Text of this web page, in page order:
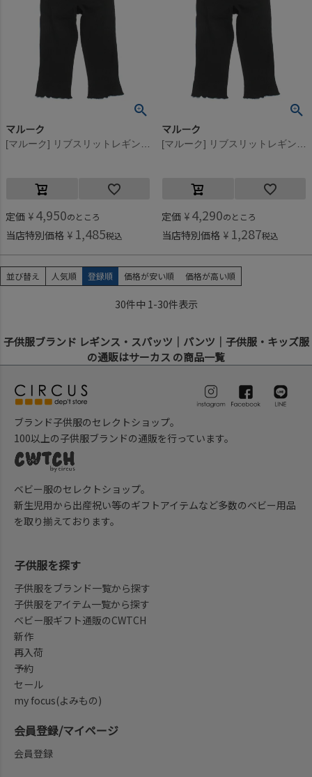
マルーク
[マルーク] リブスリットレギンス クロ(4)
定価 ¥ 4,950のところ
当店特別価格 ¥ 1,485税込
マルーク
[マルーク] リブスリットレギンス クロ(4)
定価 ¥ 4,290のところ
当店特別価格 ¥ 1,287税込
並び替え 人気順 登録順 価格が安い順 価格が高い順
30件中 1-30件表示
子供服ブランド レギンス・スパッツ｜パンツ｜子供服・キッズ服
の通販はサーカス の商品一覧
ブランド子供服のセレクトショップ。
100以上の子供服ブランドの通販を行っています。
ベビー服のセレクトショップ。
新生児用から出産祝い等のギフトアイテムなど多数のベビー用品
を取り揃えております。
子供服を探す
子供服をブランド一覧から探す
子供服をアイテム一覧から探す
ベビー服ギフト通販のCWTCH
新作
再入荷
予約
セール
my focus(よみもの)
会員登録/マイページ
会員登録